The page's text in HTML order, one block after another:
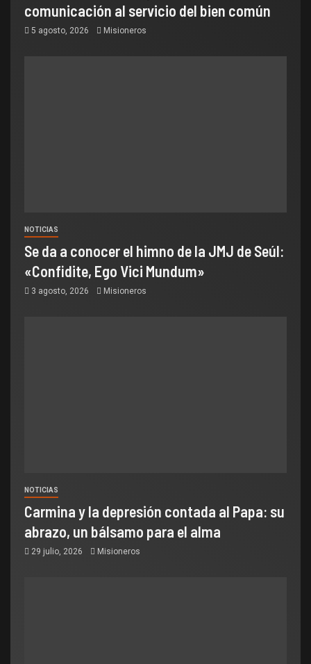
comunicación al servicio del bien común
5 agosto, 2026 Misioneros
NOTICIAS
Se da a conocer el himno de la JMJ de Seúl:
«Confidite, Ego Vici Mundum»
3 agosto, 2026 Misioneros
NOTICIAS
Carmina y la depresión contada al Papa: su
abrazo, un bálsamo para el alma
29 julio, 2026 Misioneros